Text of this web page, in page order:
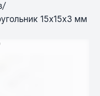
/
15х15х3 мм